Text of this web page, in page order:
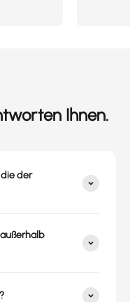
Ihnen.
die der
außerhalb